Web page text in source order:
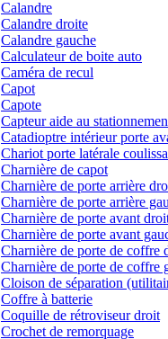
Calandre
Calandre droite
Calandre gauche
Calculateur de boite auto
Caméra de recul
Capot
Capote
Capteur aide au
Catadioptre intérieur porte
Chariot porte latérale
Charnière de capot
Charnière de porte arrière
Charnière de porte arrière
Charnière de porte avant
Charnière de porte avant
Charnière de porte de coffre
Charnière de porte de coffre
Cloison de séparation
Coffre à batterie
Coquille de rétroviseur droit
Crochet de remorquage